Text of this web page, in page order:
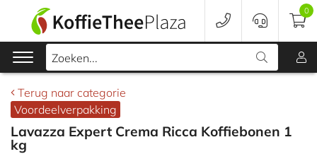
Zoeken...
0
Koffie
Terug naar categorie
Voordeelverpakking
Lavazza Expert Crema Ricca Koffiebonen 1
kg
In winkelwagen